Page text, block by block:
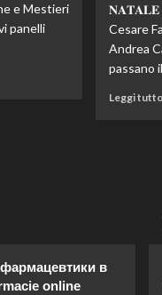
e Mestieri
panelli
𝐍𝐀𝐓𝐀𝐋𝐄
Cesare
Andrea
passano
Leggi tutto
в
online